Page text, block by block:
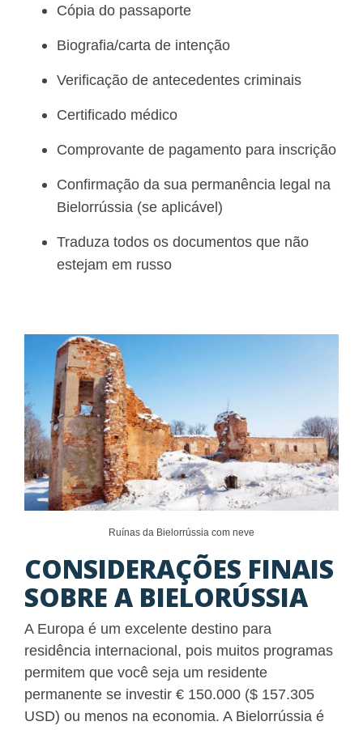
Cópia do passaporte
Biografia/carta de intenção
Verificação de antecedentes criminais
Certificado médico
Comprovante de pagamento para inscrição
Confirmação da sua permanência legal na
Bielorrússia (se aplicável)
Traduza todos os documentos que não
estejam em russo
Ruínas da Bielorrússia com neve
CONSIDERAÇÕES FINAIS
SOBRE A BIELORÚSSIA
A Europa é um excelente destino para
residência internacional, pois muitos programas
permitem que você seja um residente
permanente se investir € 150.000 ($ 157.305
USD) ou menos na economia. A Bielorrússia é